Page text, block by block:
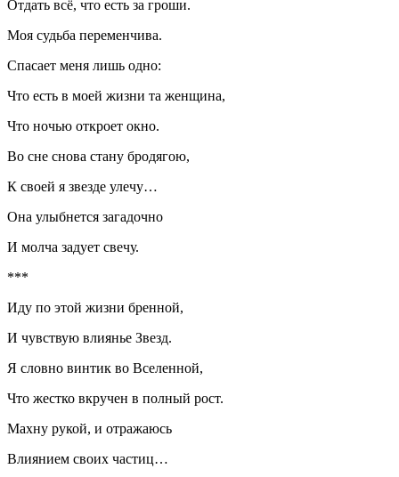
Отдать всё, что есть за гроши.
Моя судьба переменчива.
Спасает меня лишь одно:
Что есть в моей жизни та женщина,
Что ночью откроет окно.
Во сне снова стану бродягою,
К своей я звезде улечу…
Она улыбнется загадочно
И молча задует свечу.
***
Иду по этой жизни бренной,
И чувствую влиянье Звезд.
Я словно винтик во Вселенной,
Что жестко вкручен в полный рост.
Махну рукой, и отражаюсь
Влиянием своих частиц…